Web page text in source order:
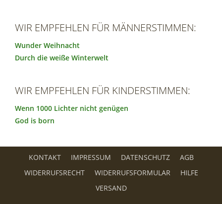
WIR EMPFEHLEN FÜR MÄNNERSTIMMEN:
Wunder Weihnacht
Durch die weiße Winterwelt
WIR EMPFEHLEN FÜR KINDERSTIMMEN:
Wenn 1000 Lichter nicht genügen
God is born
KONTAKT IMPRESSUM DATENSCHUTZ
AGB
WIDERRUFSRECHT
WIDERRUFSFORMULAR
HILFE
VERSAND